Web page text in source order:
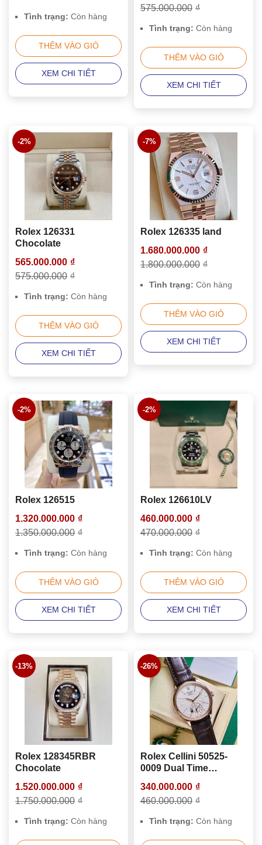
Tình trạng: Còn hàng
THÊM VÀO GIỎ
XEM CHI TIẾT
575.000.000 ₫
Tình trạng: Còn hàng
THÊM VÀO GIỎ
XEM CHI TIẾT
Rolex 126331
Chocolate
565.000.000 ₫
575.000.000 ₫
Tình trạng: Còn hàng
THÊM VÀO GIỎ
-2%
XEM CHI TIẾT
Rolex 126335 land
1.680.000.000 ₫
1.800.000.000 ₫
Tình trạng: Còn hàng
THÊM VÀO GIỎ
-7%
XEM CHI TIẾT
Rolex 126515
1.320.000.000 ₫
1.350.000.000 ₫
Tình trạng: Còn hàng
THÊM VÀO GIỎ
-2%
XEM CHI TIẾT
Rolex 126610LV
460.000.000 ₫
470.000.000 ₫
Tình trạng: Còn hàng
THÊM VÀO GIỎ
-2%
XEM CHI TIẾT
Rolex 128345RBR
Chocolate
1.520.000.000 ₫
1.750.000.000 ₫
Tình trạng: Còn hàng
-13%
Rolex Cellini 50525-
0009 Dual Time
340.000.000 ₫
460.000.000 ₫
Tình trạng: Còn hàng
-26%